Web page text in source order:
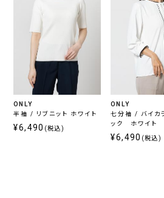
ONLY
半袖 / リブニット ホワイト
¥6,490 (税込)
ONLY
七分袖 / バイカ
ック ホワイト
¥6,490 (税込)